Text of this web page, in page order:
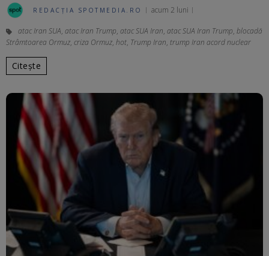
REDACȚIA SPOTMEDIA.RO acum 2 luni
atac Iran SUA, atac Iran Trump, atac SUA Iran, atac SUA Iran Trump, blocadă
Strâmtoarea Ormuz, criza Ormuz, hot, Trump Iran, trump Iran acord nuclear
Citește